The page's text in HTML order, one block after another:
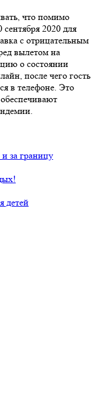
что помимо
сентября 2020 для
с отрицательным
вылетом на
о состоянии
после чего гость
в телефоне. Это
за границу
детей